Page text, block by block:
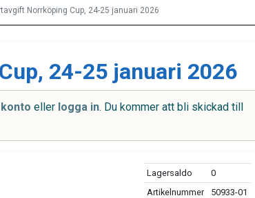
Norrköping Cup, 24-25 januari 2026
24-25 januari 2026
eller logga in. Du kommer att bli skickad till
Lagersaldo
0
Artikelnummer
50933-01